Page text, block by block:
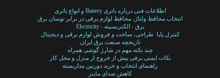
اطلاعات فنی درباره باتری Battery و انواع باتری
انتخاب محافظ ولتاژ، محافظ لوازم برقی در برابر نوسان برق
برق - الکتریسیته - Electricity
کنترل پایا: طراحی، ساخت و فروش لوازم برقی و دیجیتال
تاریخچه صنعت برق ایران
چند نکته مهم در شارژ گوشی همراه
نکات ایمنی برقی پیش از خروج از منزل و محل کار
راهنمای انتخاب و خرید دوربین مداربسته
کاهش صدای ماینر